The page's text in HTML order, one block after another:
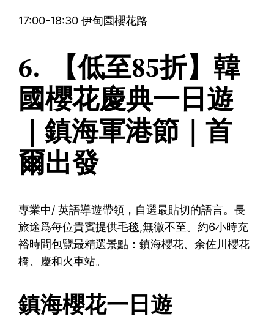
17:00-18:30 伊甸園櫻花路
6. 【低至85折】韓
國櫻花慶典一日遊
｜鎮海軍港節｜首
爾出發
專業中/ 英語導遊帶領，自選最貼切的語言。長
旅途爲每位貴賓提供毛毯,無微不至。約6小時充
裕時間包覽最精選景點：鎮海櫻花、余佐川櫻花
橋、慶和火車站。
鎮海櫻花一日遊